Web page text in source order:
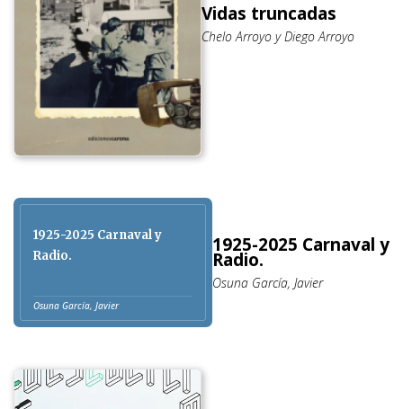
Vidas truncadas
Chelo Arroyo y Diego Arroyo
1925-2025 Carnaval y
Radio.
Osuna García, Javier
1925-2025 Carnaval y
Radio.
Osuna García, Javier